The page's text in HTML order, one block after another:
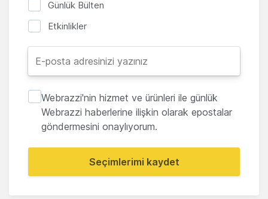
Günlük Bülten
Etkinlikler
Webrazzi'nin hizmet ve ürünleri ile günlük
Webrazzi haberlerine ilişkin olarak epostalar
göndermesini onaylıyorum.
Seçimlerimi kaydet